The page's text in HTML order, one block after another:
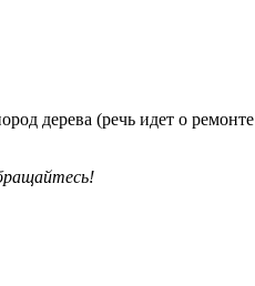
дерева (речь идет о ремонте